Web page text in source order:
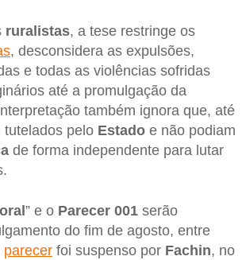
ruralistas, a tese restringe os
, desconsidera as expulsões,
e todas as violências sofridas
até a promulgação da
também ignora que, até
tutelados pelo Estado e não podiam
de forma independente para lutar
” e o Parecer 001 serão
do fim de agosto, entre
parecer foi suspenso por Fachin, no